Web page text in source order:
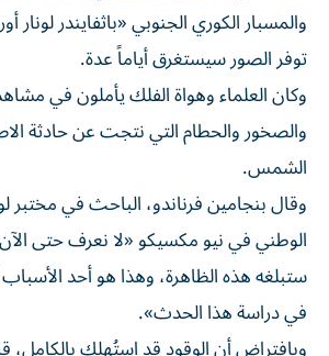
والمسبار الكوري الجنوبي «باثفايندر لونار
توفر الصور سيستغرق أياماً عدة.
وكان العلماء وهواة الفلك يأملون في
والصخور والحطام التي نتجت عن حادثة
الشمس.
وقال بنجامين فرناندو، الباحث في
الوطني في نيو مكسيكو «لا نعرف حتى
ستبلغه هذه الظاهرة، وهذا هو أحد
في دراسة هذا الحدث».